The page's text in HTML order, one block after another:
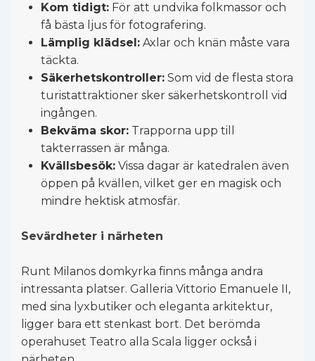
Kom tidigt: För att undvika folkmassor och
få bästa ljus för fotografering.
Lämplig klädsel: Axlar och knän måste vara
täckta.
Säkerhetskontroller: Som vid de flesta stora
turistattraktioner sker säkerhetskontroll vid
ingången.
Bekväma skor: Trapporna upp till
takterrassen är många.
Kvällsbesök: Vissa dagar är katedralen även
öppen på kvällen, vilket ger en magisk och
mindre hektisk atmosfär.
Sevärdheter i närheten
Runt Milanos domkyrka finns många andra
intressanta platser. Galleria Vittorio Emanuele II,
med sina lyxbutiker och eleganta arkitektur,
ligger bara ett stenkast bort. Det berömda
operahuset Teatro alla Scala ligger också i